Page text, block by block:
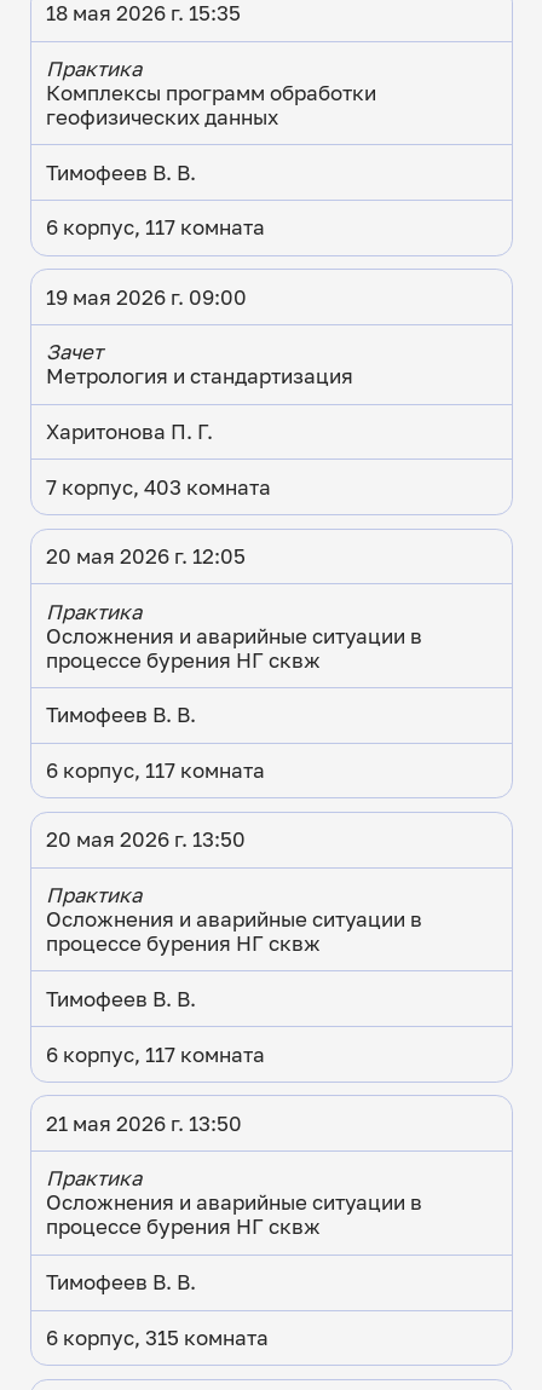
18 мая 2026 г. 15:35
Практика
Комплексы программ обработки
геофизических данных
Тимофеев В. В.
6 корпус, 117 комната
19 мая 2026 г. 09:00
Зачет
Метрология и стандартизация
Харитонова П. Г.
7 корпус, 403 комната
20 мая 2026 г. 12:05
Практика
Осложнения и аварийные ситуации в
процессе бурения НГ сквж
Тимофеев В. В.
6 корпус, 117 комната
20 мая 2026 г. 13:50
Практика
Осложнения и аварийные ситуации в
процессе бурения НГ сквж
Тимофеев В. В.
6 корпус, 117 комната
21 мая 2026 г. 13:50
Практика
Осложнения и аварийные ситуации в
процессе бурения НГ сквж
Тимофеев В. В.
6 корпус, 315 комната